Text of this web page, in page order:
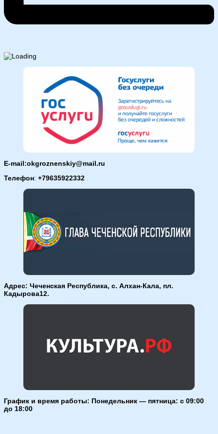
E-mail:okgroznenskiy@mail.ru
Телефон: +79635922332
Адрес: Чеченская Республика, с. Алхан-Кала, пл.
Кадырова12.
График и время работы: Понедельник — пятница: с 09:00
до 18:00